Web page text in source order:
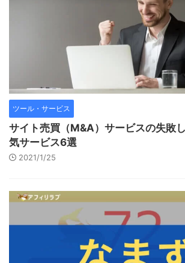
ツール・サービス
サイト売買（M&A）サービスの失敗
気サービス6選
2021/1/25